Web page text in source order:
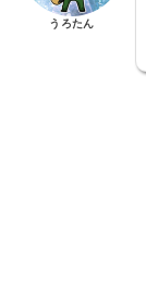
うろたん